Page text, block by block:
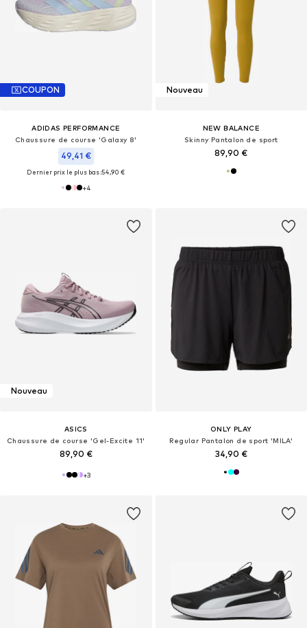
COUPON
ADIDAS PERFORMANCE
Chaussure de course 'Galaxy 8'
49,41 €
Dernier prix le plus bas :54,90 €
+4
Nouveau
NEW BALANCE
Skinny Pantalon de sport
89,90 €
Nouveau
ASICS
Chaussure de course 'Gel-Excite 11'
89,90 €
+3
ONLY PLAY
Regular Pantalon de sport 'MILA'
34,90 €